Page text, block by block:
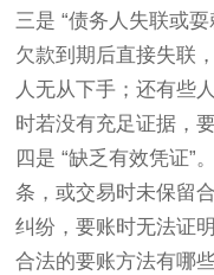
三是 “债务人失联或
欠款到期后直接失联
人无从下手；还有些
时若没有充足证据，
四是 “缺乏有效凭证”
条，或交易时未保留
纠纷，要账时无法证
合法的要账方法有哪